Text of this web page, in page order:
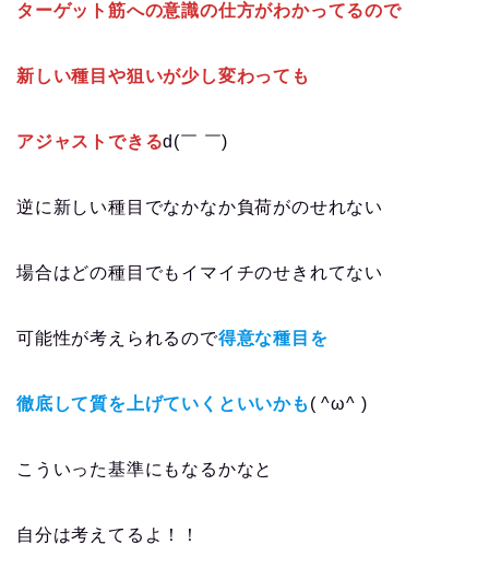
ターゲット筋への意識の仕方がわかってるので
新しい種目や狙いが少し変わっても
アジャストできるd(￣ ￣)
逆に新しい種目でなかなか負荷がのせれない
場合はどの種目でもイマイチのせきれてない
可能性が考えられるので得意な種目を
徹底して質を上げていくといいかも ( ^ω^ )
こういった基準にもなるかなと
自分は考えてるよ！！